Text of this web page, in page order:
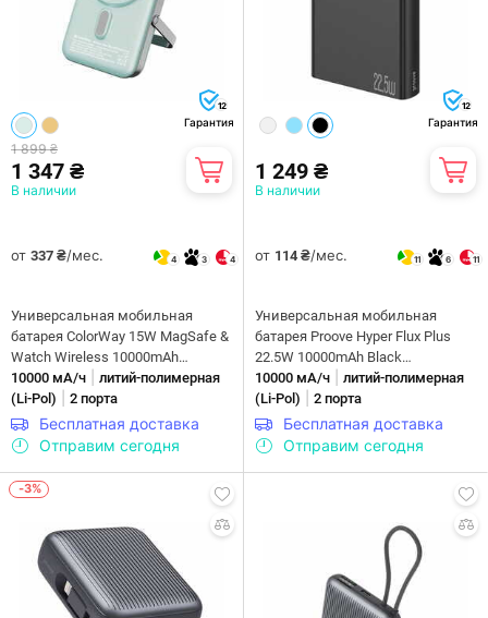
12
Гарантия
1 899 ₴
1 347 ₴
В наличии
от 337 ₴/мес. 4 3 4
Универсальная мобильная
батарея ColorWay 15W MagSafe &
Watch Wireless 10000mAh
Aquamarine (CW-PB100LPA2MT-
WPDD)
10000 мА/ч
литий-полимерная
(Li-Pol)
2 порта
Бесплатная доставка
Отправим сегодня
12
Гарантия
1 249 ₴
В наличии
от 114 ₴/мес. 11 6 11
Универсальная мобильная
батарея Proove Hyper Flux Plus
22.5W 10000mAh Black
(PBF122120001)
10000 мА/ч
литий-полимерная
(Li-Pol)
2 порта
Бесплатная доставка
Отправим сегодня
-3%